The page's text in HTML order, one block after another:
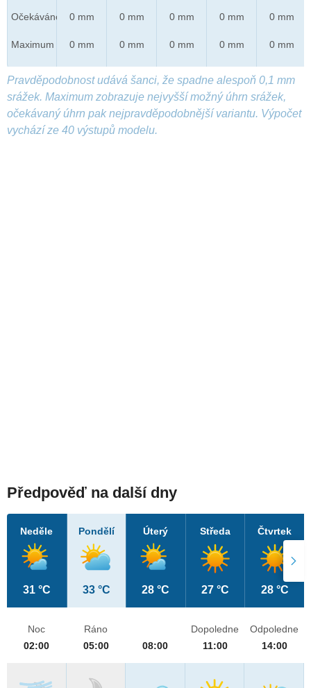
Očekáváno
Maximum
0 mm
0 mm
0 mm
0 mm
0 mm
0 mm
0 mm
0 mm
0 mm
0 mm
Pravděpodobnost udává šanci, že spadne alespoň 0,1 mm
srážek. Maximum zobrazuje nejvyšší možný úhrn srážek,
očekávaný úhrn pak nejpravděpodobnější variantu. Výpočet
vychází ze 40 výstupů modelu.
Předpověď na další dny
Neděle
31 °C
Pondělí
33 °C
Úterý
28 °C
Středa
27 °C
Čtvrtek
28 °C
Noc
02:00
Ráno
05:00
08:00
Dopoledne
11:00
Odpoledne
14:00